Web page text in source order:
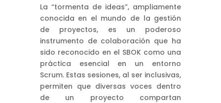
La “tormenta de ideas”, ampliamente
conocida en el mundo de la gestión
de proyectos, es un poderoso
instrumento de colaboración que ha
sido reconocido en el SBOK como una
práctica esencial en un entorno
Scrum. Estas sesiones, al ser inclusivas,
permiten que diversas voces dentro
de un proyecto compartan